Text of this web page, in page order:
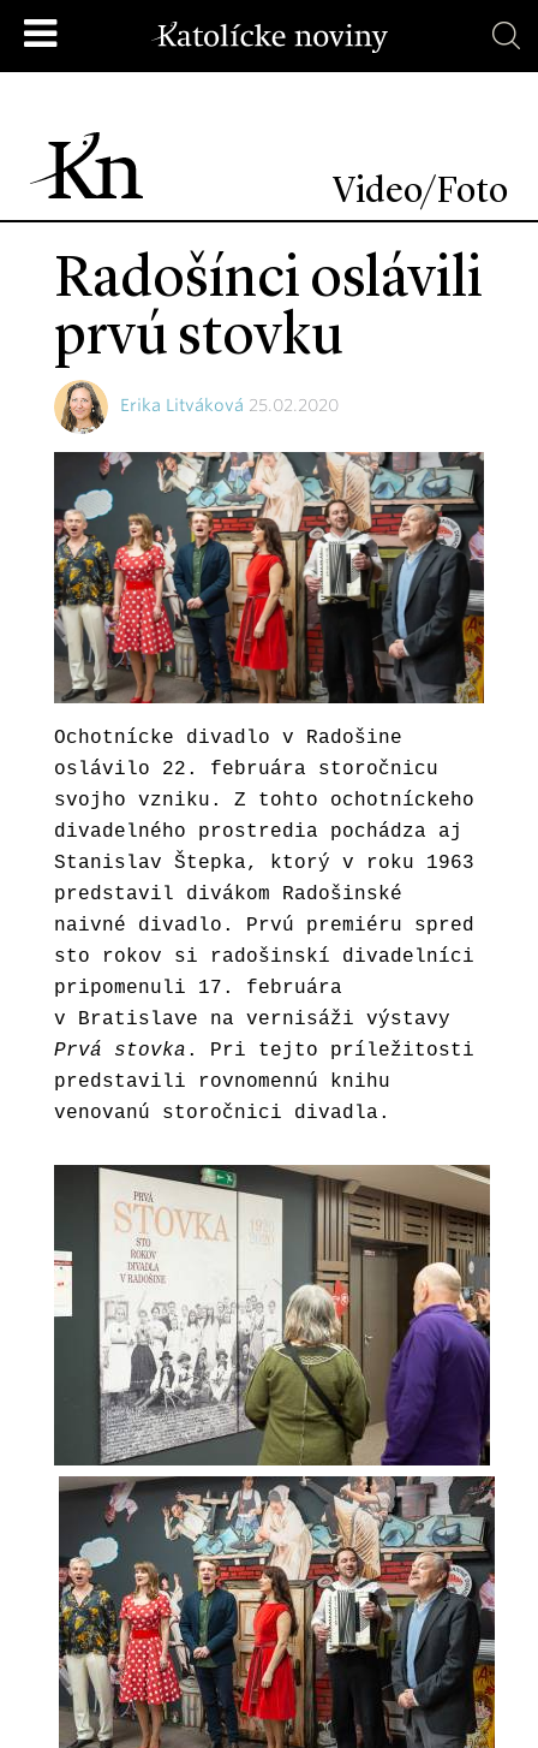
Video/Foto
Radošínci oslávili
prvú stovku
Erika Litváková 25.02.2020
Ochotnícke divadlo v Radošine
oslávilo 22. februára storočnicu
svojho vzniku. Z tohto ochotníckeho
divadelného prostredia pochádza aj
Stanislav Štepka, ktorý v roku 1963
predstavil divákom Radošinské
naivné divadlo. Prvú premiéru spred
sto rokov si radošinskí divadelníci
pripomenuli 17. februára
v Bratislave na vernisáži výstavy
Prvá stovka . Pri tejto príležitosti
predstavili rovnomennú knihu
venovanú storočnici divadla.